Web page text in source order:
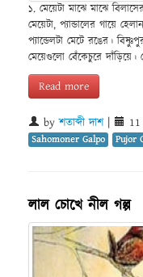
১. মেয়েটা মাঝে মাঝে
মেয়েটা, প্যান্ডালের গায়ে
প্যান্ডেলটা মেটে রঙের।
মেয়েগুলো বেঁকেচুরে দাঁড়িয়ে।
Read more
byশতাব্দী দাশ|
Sahomoner Galpo Pujor
লাল চোখে নীল গল্প